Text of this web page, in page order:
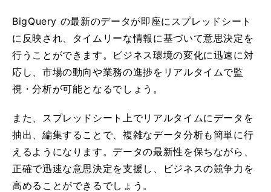
BigQuery の最新のデータが即座にスプレッドシート
に反映され、タイムリーな情報に基づいて意思決定を
行うことができます。ビジネス環境の変化に迅速に対
応し、市場の動向や業務の進捗をリアルタイムで監
視・分析が可能となるでしょう。
また、スプレッドシート上でリアルタイムにデータを
抽出、編集することで、複雑なデータ分析も簡単に行
えるようになります。データの最新性を保ちながら、
正確で迅速な意思決定を支援し、ビジネスの競争力を
高めることができるでしょう。